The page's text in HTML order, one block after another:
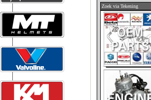
Zoek via Tekening